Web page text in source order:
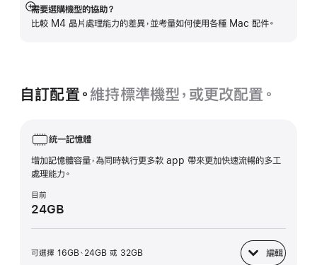
需要選購機型的協助？
比較 M4 晶片處理能力的差異，並考量如何使用各種 Mac 配件。
顯
示
自訂配置。 維持標準機型，或更改配置。
統一記憶體
增加記憶體容量，為同時執行更多款 app 帶來更加快速流暢的多工
處理能力。
目前
24GB
可選擇 16GB、24GB 或 32GB 編輯
統一記憶體